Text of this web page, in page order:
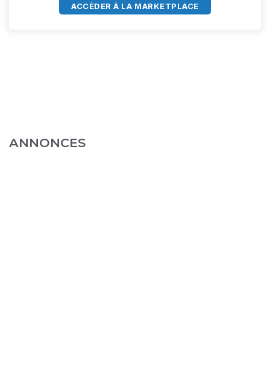
ACCÈDER À LA MARKETPLACE
ANNONCES